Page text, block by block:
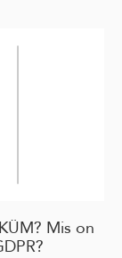
Mis on